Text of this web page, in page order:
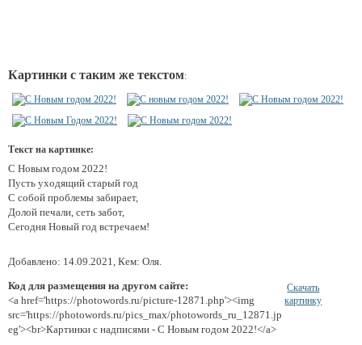
Картинки с таким же текстом:
Текст на картинке:
С Новым годом 2022!
Пусть уходящий старый год
С собой проблемы забирает,
Долой печали, сеть забот,
Сегодня Новый год встречаем!
Добавлено: 14.09.2021, Кем: Оля.
Код для размещения на другом сайте:
<a href='https://photowords.ru/picture-12871.php'><img
src='https://photowords.ru/pics_max/photowords_ru_12871.jp
eg'><br>Картинки с надписями - С Новым годом 2022!</a>
Скачать
картинку